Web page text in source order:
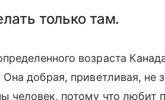
только там.
возраста
добрая, приветливая, не
человек, потому что любит